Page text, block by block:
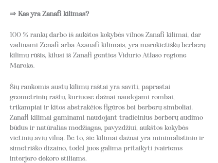
⇒ Kas yra Zanafi kilimas?
100 % rankų darbo iš aukštos kokybės vilnos Zanafi kilimai, dar
vadinami Zenafi arba Azanafi kilimais, yra marokietiškų berberų
kilimų rūšis, kilusi iš Zanafi genties Vidurio Atlaso regione
Maroke.
Šių rankomis austų kilimų raštai yra saviti, paprastai
geometrinių raštų, kuriuose dažnai naudojami rombai,
trikampiai ir kitos abstrakčios figūros bei berberų simboliai.
Zanafi kilimai gaminami naudojant tradicinius berberų audimo
būdus ir natūralias medžiagas, pavyzdžiui, aukštos kokybės
vietinių avių vilną. Be to, šie kilimai dažnai yra minimalistinio ir
simetriško dizaino, todėl juos galima pritaikyti įvairiems
interjero dekoro stiliams.